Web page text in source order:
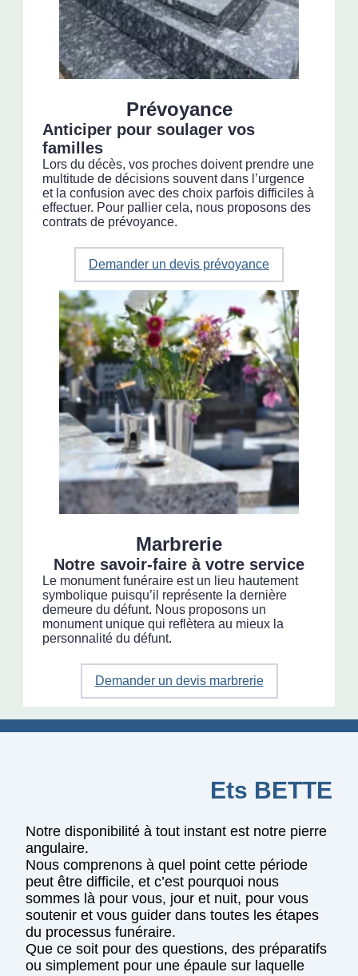
Prévoyance
Anticiper pour soulager vos
familles
Lors du décès, vos proches doivent prendre une
multitude de décisions souvent dans l’urgence
et la confusion avec des choix parfois difficiles à
effectuer. Pour pallier cela, nous proposons des
contrats de prévoyance.
Demander un devis prévoyance
Marbrerie
Notre savoir-faire à votre service
Le monument funéraire est un lieu hautement
symbolique puisqu’il représente la dernière
demeure du défunt. Nous proposons un
monument unique qui reflètera au mieux la
personnalité du défunt.
Demander un devis marbrerie
Ets BETTE
Notre disponibilité à tout instant est notre pierre
angulaire.
Nous comprenons à quel point cette période
peut être difficile, et c’est pourquoi nous
sommes là pour vous, jour et nuit, pour vous
soutenir et vous guider dans toutes les étapes
du processus funéraire.
Que ce soit pour des questions, des préparatifs
ou simplement pour une épaule sur laquelle